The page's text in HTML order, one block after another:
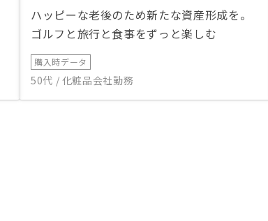
ハッピーな老後のため新たな資産形成を。
ゴルフと旅行と食事をずっと楽しむ
購入時データ
50代 / 化粧品会社勤務